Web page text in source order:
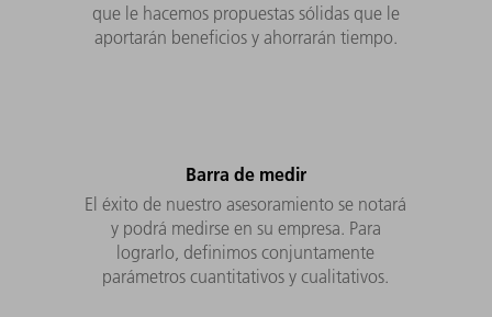
que le hacemos propuestas sólidas que le
aportarán beneficios y ahorrarán tiempo.
Barra de medir
El éxito de nuestro asesoramiento se notará
y podrá medirse en su empresa. Para
lograrlo, definimos conjuntamente
parámetros cuantitativos y cualitativos.